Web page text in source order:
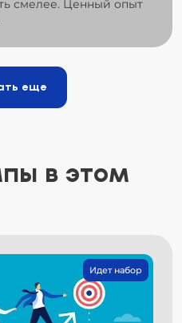
смелее. Ценный опыт
еще
в этом
Идет набор